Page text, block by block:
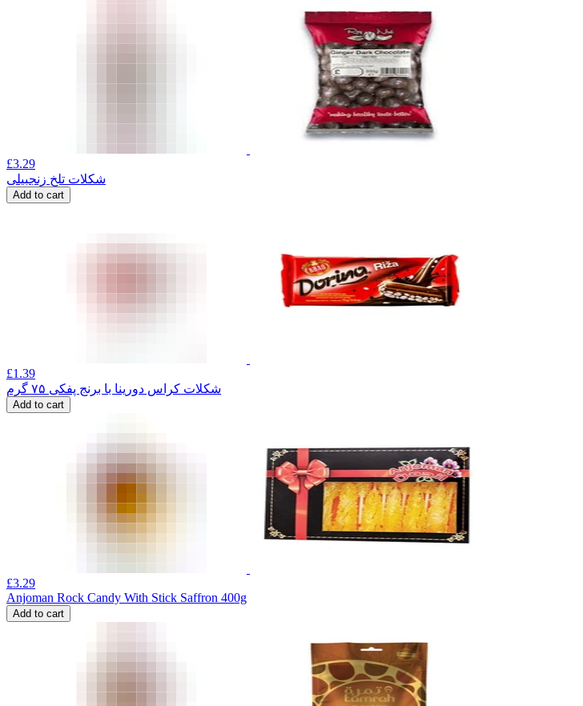
£3.29
شکلات تلخ زنجبیلی
Add to cart
£1.39
شکلات کراس دورینا با برنج پفکی ۷۵ گرم
Add to cart
£3.29
Anjoman Rock Candy With Stick Saffron 400g
Add to cart